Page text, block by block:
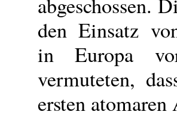
den Einsatz
in Europa
vermuteten,
ersten